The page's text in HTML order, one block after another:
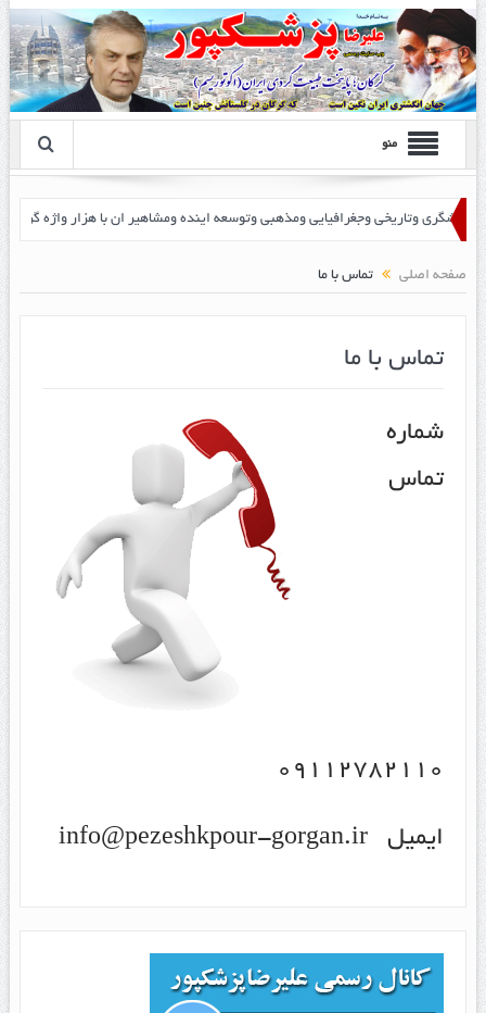
منو
صفحه اصلی
تماس با ما
تماس با ما
شماره
تماس
۰۹۱۱۲۷۸۲۱۱۰
ایمیل info@pezeshkpour-gorgan.ir